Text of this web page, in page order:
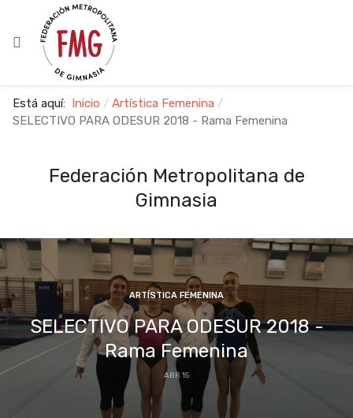
Está aquí: Inicio
Artística Femenina
SELECTIVO PARA ODESUR 2018 - Rama Femenina
Federación Metropolitana de
Gimnasia
ARTÍSTICA FEMENINA
SELECTIVO PARA ODESUR 2018 -
Rama Femenina
ABR 15